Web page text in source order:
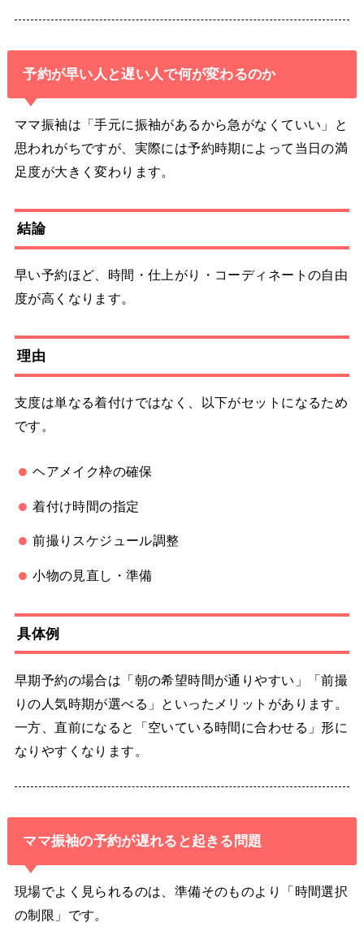
予約が早い人と遅い人で何が変わるのか
ママ振袖は「手元に振袖があるから急がなくていい」と
思われがちですが、実際には予約時期によって当日の満
足度が大きく変わります。
結論
早い予約ほど、時間・仕上がり・コーディネートの自由
度が高くなります。
理由
支度は単なる着付けではなく、以下がセットになるため
です。
ヘアメイク枠の確保
着付け時間の指定
前撮りスケジュール調整
小物の見直し・準備
具体例
早期予約の場合は「朝の希望時間が通りやすい」「前撮
りの人気時期が選べる」といったメリットがあります。
一方、直前になると「空いている時間に合わせる」形に
なりやすくなります。
ママ振袖の予約が遅れると起きる問題
現場でよく見られるのは、準備そのものより「時間選択
の制限」です。